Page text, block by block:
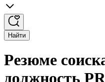
Найти
Резюме
должность